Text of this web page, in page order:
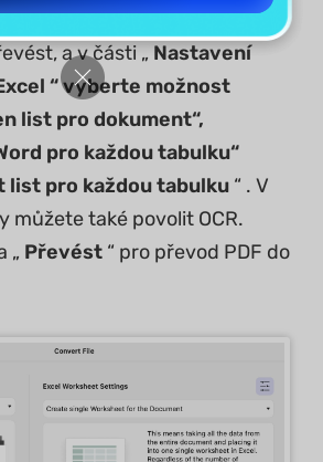
“ . Upravte rozsah stránek,
a v části „Nastavení
“ vyberte možnost
list pro dokument“,
pro každou tabulku“
list pro každou tabulku “ . V
můžete také povolit OCR.
„ Převést “ pro převod PDF do